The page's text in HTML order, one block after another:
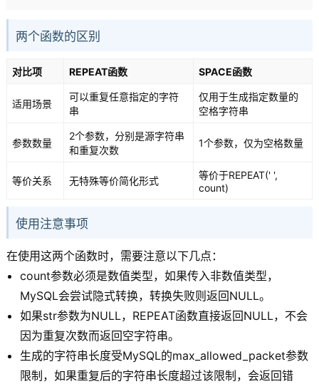
两个函数的区别
对比项 REPEAT函数 SPACE函数
适用场景
可以重复任意指定的字符
串
仅用于生成指定数量的
空格字符串
参数数量
2个参数，分别是源字符串
和重复次数
1个参数，仅为空格数量
等价关系 无特殊等价简化形式
等价于REPEAT(' ',
count)
使用注意事项
在使用这两个函数时，需要注意以下几点：
count参数必须是数值类型，如果传入非数值类型，
MySQL会尝试隐式转换，转换失败则返回NULL。
如果str参数为NULL，REPEAT函数直接返回NULL，不会
因为重复次数而返回空字符串。
生成的字符串长度受MySQL的max_allowed_packet参数
限制，如果重复后的字符串长度超过该限制，会返回错